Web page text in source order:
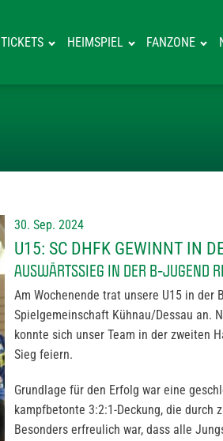
TICKETS HEIMSPIEL FANZONE
30. Sep. 2024
U15: SC DHFK GEWINNT IN
AUSWÄRTSSIEG IN DER B-JUGEND
Am Wochenende trat unsere U15 in der
Spielgemeinschaft Kühnau/Dessau an.
konnte sich unser Team in der zweiten
Sieg feiern.
Grundlage für den Erfolg war eine
kampfbetonte 3:2:1-Deckung, die durch
Besonders erfreulich war, dass alle